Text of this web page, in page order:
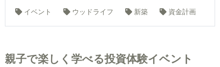
イベント ウッドライフ 新築 資金計画
親子で楽しく学べる投資体験イベント